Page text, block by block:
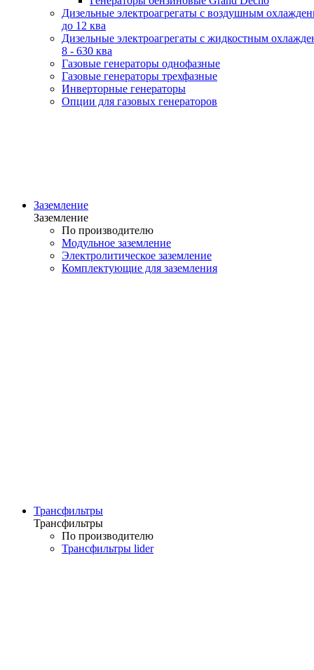
Дизельные электроагрегаты с воздушным
до 12 ква
Дизельные электроагрегаты с жидкостным
8 - 630 ква
Газовые генераторы однофазные
Газовые генераторы трехфазные
Инверторные генераторы
Опции для газовых генераторов
Заземление
Заземление
По производителю
Модульное заземление
Электролитическое заземление
Комплектующие для заземления
Трансфильтры
Трансфильтры
По производителю
Трансфильтры lider